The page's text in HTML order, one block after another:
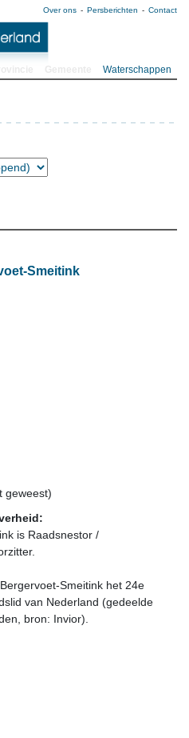
Over ons Persberichten Contact
Waterschappen
Smeitink
geweest)
is Raadsnestor /
Smeitink het 24e
van Nederland (gedeelde
bron: Invior).